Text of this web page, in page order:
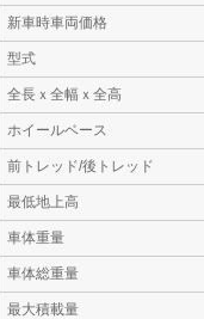
新車時車両価格
型式
全長ｘ全幅ｘ全高
ホイールベース
前トレッド/後トレッド
最低地上高
車体重量
車体総重量
最大積載量